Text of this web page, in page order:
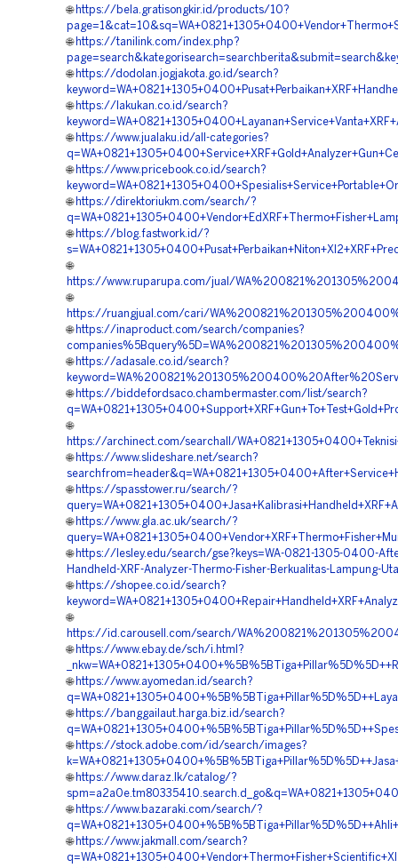
🌐 https://bela.gratisongkir.id/products/10?
🌐 https://tanilink.com/index.php?
🌐 https://dodolan.jogjakota.go.id/search?
🌐 https://lakukan.co.id/search?
🌐 https://www.jualaku.id/all-categories?
🌐 https://www.pricebook.co.id/search?
🌐 https://direktoriukm.com/search/?
🌐 https://blog.fastwork.id/?
🌐
https://www.ruparupa.com/jual/
🌐
https://ruangjual.com/cari/
🌐 https://inaproduct.com/search/companies?
🌐 https://adasale.co.id/search?
🌐 https://biddefordsaco.chambermaster.com/list/search?
🌐
https://archinect.com/searchall/
🌐 https://www.slideshare.net/search?
🌐 https://spasstower.ru/search/?
🌐 https://www.gla.ac.uk/search/?
🌐 https://lesley.edu/search/gse?keys=WA-0821-1305-0400-
Handheld-XRF-Analyzer-Thermo-Fisher-Berkualitas-Lampung-
🌐 https://shopee.co.id/search?
🌐
https://id.carousell.com/search/
🌐 https://www.ebay.de/sch/i.html?
🌐 https://www.ayomedan.id/search?
🌐 https://banggailaut.harga.biz.id/search?
🌐 https://stock.adobe.com/id/search/images?
🌐 https://www.daraz.lk/catalog/?
🌐 https://www.bazaraki.com/search/?
🌐 https://www.jakmall.com/search?